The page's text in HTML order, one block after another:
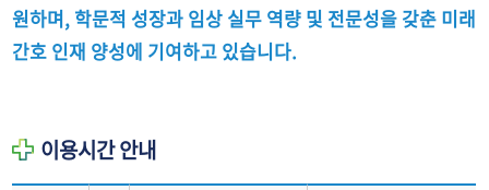
원하며, 학문적 성장과 임상 실무 역량 및 전문성을 갖춘 미래
간호 인재 양성에 기여하고 있습니다.
이용시간 안내